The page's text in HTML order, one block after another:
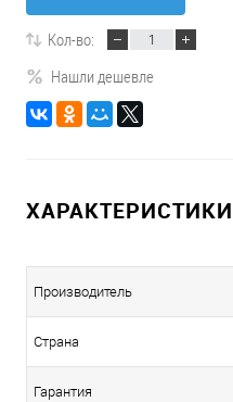
Кол-во:
Нашли дешевле
ХАРАКТЕРИСТИКИ
Производитель
Страна
Гарантия